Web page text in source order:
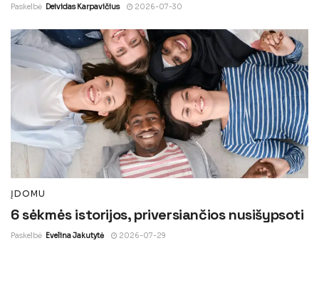
Paskelbė Deividas Karpavičius 2026-07-30
ĮDOMU
6 sėkmės istorijos, priversiančios nusišypsoti
Paskelbė Evelina Jakutytė 2026-07-29